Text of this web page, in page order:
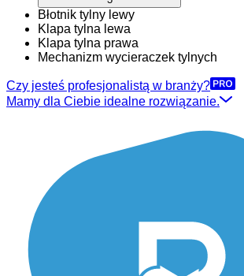
Błotnik tylny lewy
Klapa tylna lewa
Klapa tylna prawa
Mechanizm wycieraczek tylnych
Czy jesteś profesjonalistą w branży?
Mamy dla Ciebie idealne rozwiązanie.